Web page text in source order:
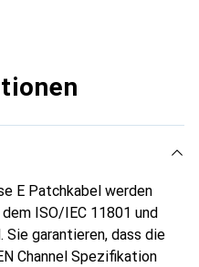
E Patchkabel werden
ISO/IEC 11801 und
Sie garantieren, dass die
Channel Spezifikation